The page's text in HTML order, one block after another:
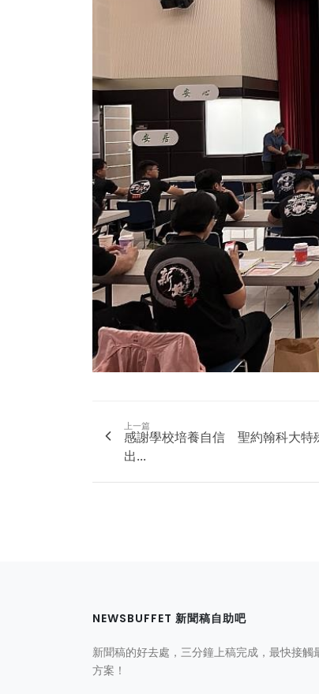
上一篇
感謝學校培養自信 聖約翰科大特
出...
NEWSBUFFET 新聞稿自助吧
新聞稿的好去處，三分鐘上稿完成，最快接觸
方案！